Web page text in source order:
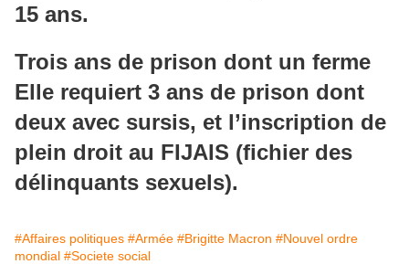
15 ans.
Trois ans de prison dont un ferme
Elle requiert 3 ans de prison dont
deux avec sursis, et l’inscription de
plein droit au FIJAIS (fichier des
délinquants sexuels).
#Affaires politiques #Armée #Brigitte Macron #Nouvel ordre
mondial #Societe social